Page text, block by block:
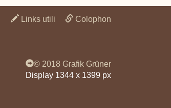
Links utili Colophon
© 2018 Grafik Grüner
Display 1344 x 1399 px